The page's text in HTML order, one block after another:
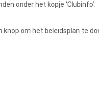
onder het kopje ‘Clubinfo’.
knop om het beleidsplan te